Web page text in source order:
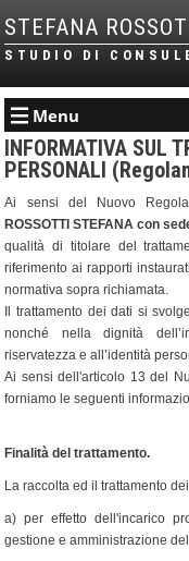
STEFANA
STUDIO DI
Menu
INFORMATIVA SUL
PERSONALI
Ai sensi del Nuovo
ROSSOTTI STEFANA con
qualità di titolare del
riferimento ai rapporti
normativa sopra richiamata.
Il trattamento dei dati si
nonché nella dignità
riservatezza e all’identità
Ai sensi dell'articolo 13 del
forniamo le seguenti
Finalità del trattamento.
La raccolta ed il trattamento
a) per effetto dell'incarico
gestione e amministrazione